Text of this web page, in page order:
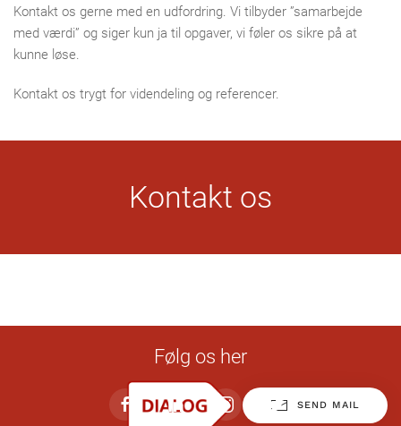
Kontakt os gerne med en udfordring. Vi tilbyder ”samarbejde
med værdi” og siger kun ja til opgaver, vi føler os sikre på at
kunne løse.
Kontakt os trygt for videndeling og referencer.
Kontakt os
SEND MAIL
Følg os her